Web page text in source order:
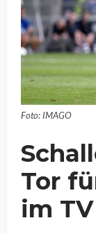
Foto: IMAGO
Tor
im